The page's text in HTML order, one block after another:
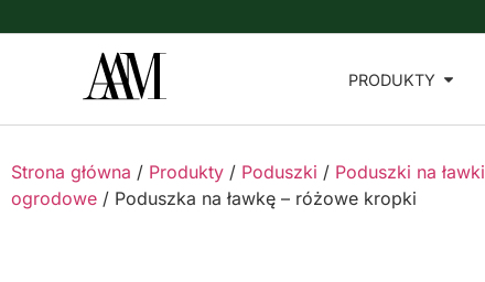
PRODUKTY
Strona główna / Produkty / Poduszki / Poduszki na ławki
ogrodowe / Poduszka na ławkę – różowe kropki